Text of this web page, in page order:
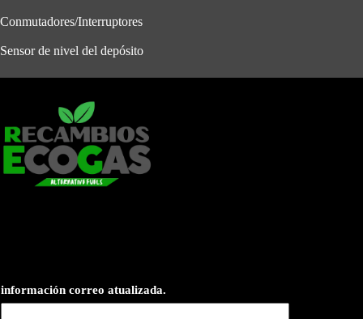
Conmutadores/Interruptores
Sensor de nivel del depósito
información correo atualizada.